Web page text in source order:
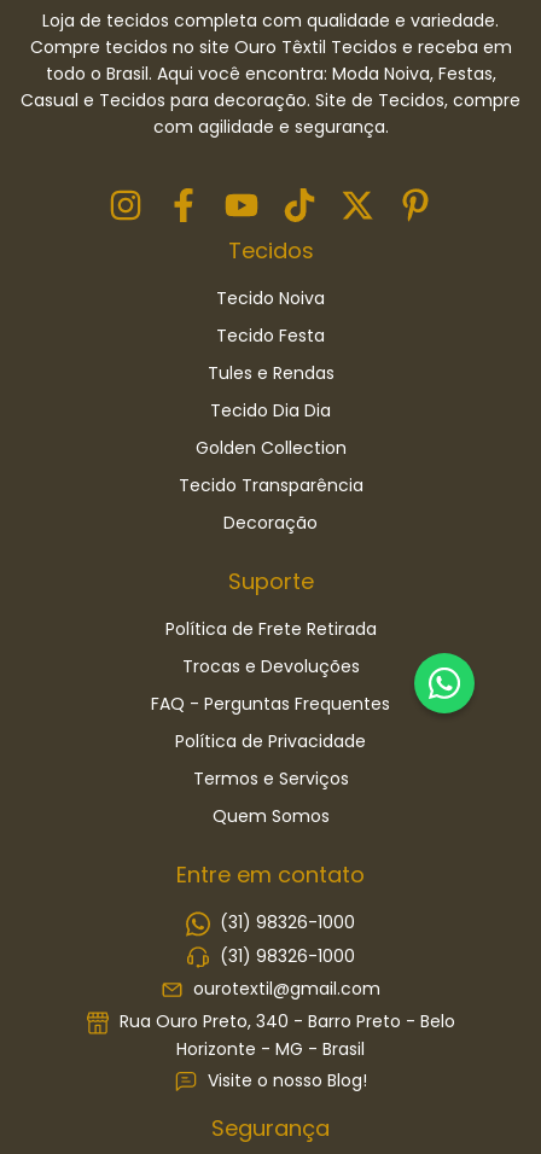
Loja de tecidos completa com qualidade e variedade.
Compre tecidos no site Ouro Têxtil Tecidos e receba em
todo o Brasil. Aqui você encontra: Moda Noiva, Festas,
Casual e Tecidos para decoração. Site de Tecidos, compre
com agilidade e segurança.
Tecidos
Tecido Noiva
Tecido Festa
Tules e Rendas
Tecido Dia Dia
Golden Collection
Tecido Transparência
Decoração
Suporte
Política de Frete Retirada
Trocas e Devoluções
FAQ - Perguntas Frequentes
Política de Privacidade
Termos e Serviços
Quem Somos
Entre em contato
(31) 98326-1000
(31) 98326-1000
ourotextil@gmail.com
Rua Ouro Preto, 340 - Barro Preto - Belo
Horizonte - MG - Brasil
Visite o nosso Blog!
Segurança